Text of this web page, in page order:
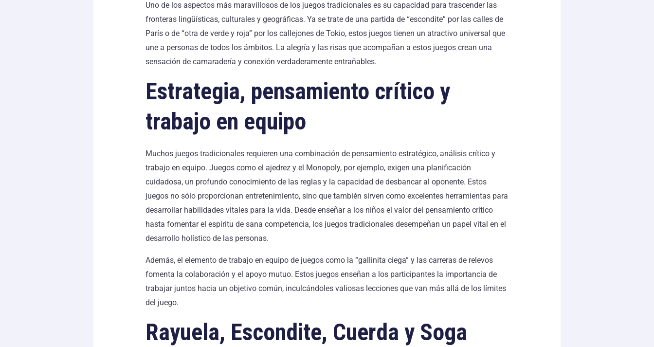
Uno de los aspectos más maravillosos de los juegos tradicionales es su capacidad para trascender las
fronteras lingüísticas, culturales y geográficas. Ya se trate de una partida de “escondite” por las calles de
París o de “otra de verde y roja” por los callejones de Tokio, estos juegos tienen un atractivo universal que
une a personas de todos los ámbitos. La alegría y las risas que acompañan a estos juegos crean una
sensación de camaradería y conexión verdaderamente entrañables.
Estrategia, pensamiento crítico y
trabajo en equipo
Muchos juegos tradicionales requieren una combinación de pensamiento estratégico, análisis crítico y
trabajo en equipo. Juegos como el ajedrez y el Monopoly, por ejemplo, exigen una planificación
cuidadosa, un profundo conocimiento de las reglas y la capacidad de desbancar al oponente. Estos
juegos no sólo proporcionan entretenimiento, sino que también sirven como excelentes herramientas para
desarrollar habilidades vitales para la vida. Desde enseñar a los niños el valor del pensamiento crítico
hasta fomentar el espíritu de sana competencia, los juegos tradicionales desempeñan un papel vital en el
desarrollo holístico de las personas.
Además, el elemento de trabajo en equipo de juegos como la “gallinita ciega” y las carreras de relevos
fomenta la colaboración y el apoyo mutuo. Estos juegos enseñan a los participantes la importancia de
trabajar juntos hacia un objetivo común, inculcándoles valiosas lecciones que van más allá de los límites
del juego.
Rayuela, Escondite, Cuerda y Soga